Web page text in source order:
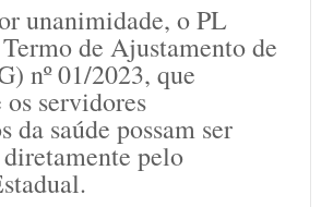
unanimidade, o PL
de Ajustamento de
nº 01/2023, que
servidores
da saúde possam ser
pelo